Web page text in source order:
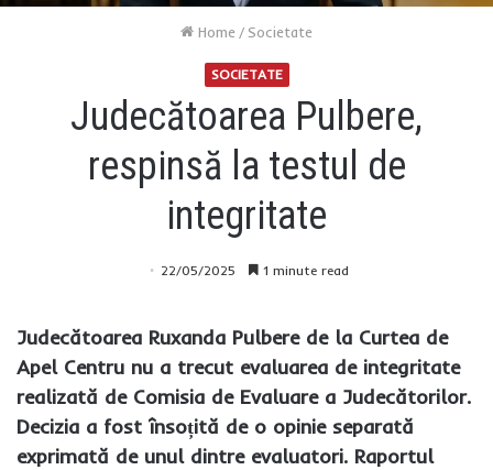
Home / Societate
SOCIETATE
Judecătoarea Pulbere,
respinsă la testul de
integritate
22/05/2025 1 minute read
Judecătoarea Ruxanda Pulbere de la Curtea de
Apel Centru nu a trecut evaluarea de integritate
realizată de Comisia de Evaluare a Judecătorilor.
Decizia a fost însoțită de o opinie separată
exprimată de unul dintre evaluatori. Raportul